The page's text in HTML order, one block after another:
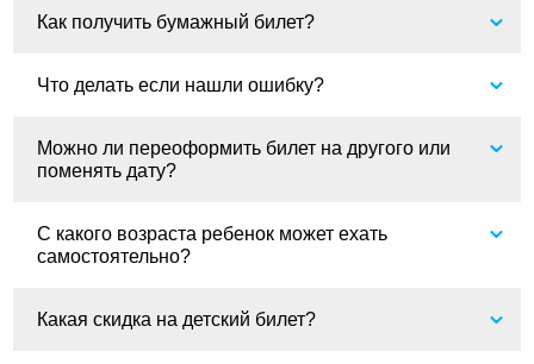
Как получить бумажный билет?
Что делать если нашли ошибку?
Можно ли переоформить билет на другого или
поменять дату?
С какого возраста ребенок может ехать
самостоятельно?
Какая скидка на детский билет?